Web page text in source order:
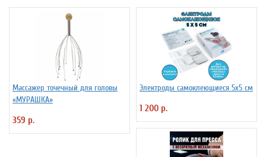
Массажер точечный для головы
«МУРАШКА»
359 р.
Электроды самоклеющиеся 5х5 см
1 200 р.